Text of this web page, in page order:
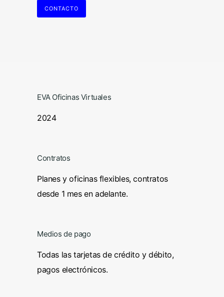
CONTACTO
EVA Oficinas Virtuales
2024
Contratos
Planes y oficinas flexibles, contratos
desde 1 mes en adelante.
Medios de pago
Todas las tarjetas de crédito y débito,
pagos electrónicos.